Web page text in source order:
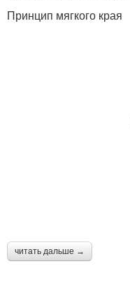
Принцип мягкого края
читать дальше →